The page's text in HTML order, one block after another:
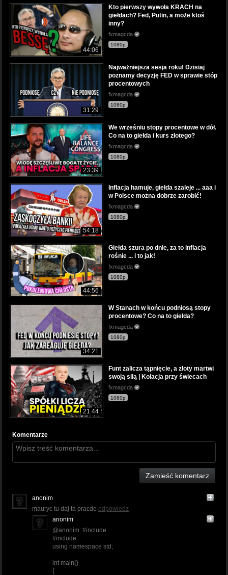
44:06
Kto pierwszy wywoła KRACH na
giełdach? Fed, Putin, a może ktoś
inny?
fxmagcda
1080p
31:29
Najważniejsza sesja roku! Dzisiaj
poznamy decyzję FED w sprawie stóp
procentowych
fxmagcda
1080p
23:39
We wrześniu stopy procentowe w dół.
Co na to giełda i kurs złotego?
fxmagcda
1080p
54:18
Inflacja hamuje, giełda szaleje ... aaa i
w Polsce można dobrze zarobić!
fxmagcda
1080p
44:56
Giełda szura po dnie, za to inflacja
rośnie ... i to jak!
fxmagcda
1080p
34:21
W Stanach w końcu podniosą stopy
procentowe? Co na to giełda?
fxmagcda
1080p
21:44
Funt zalicza tąpnięcie, a złoty martwi
swoją siłą | Kolacja przy świecach
fxmagcda
1080p
Komentarze
Zamieść komentarz
anonim
mauryc tu daj ta pracde odpowiedz
anonim
@anonim: #include
#include
using namespace std;
int main()
{